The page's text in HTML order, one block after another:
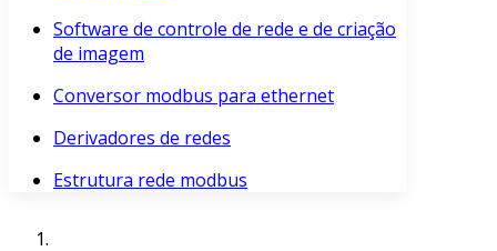
Software de controle de rede e de criação
de imagem
Conversor modbus para ethernet
Derivadores de redes
Estrutura rede modbus